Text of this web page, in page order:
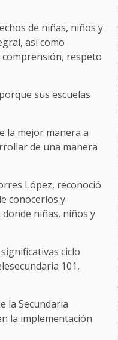
de niñas, niños y
así como
comprensión, respeto
sus escuelas
la mejor manera a
de una manera
López, reconoció
conocerlos y
niñas, niños y
ciclo
101,
la Secundaria
la implementación